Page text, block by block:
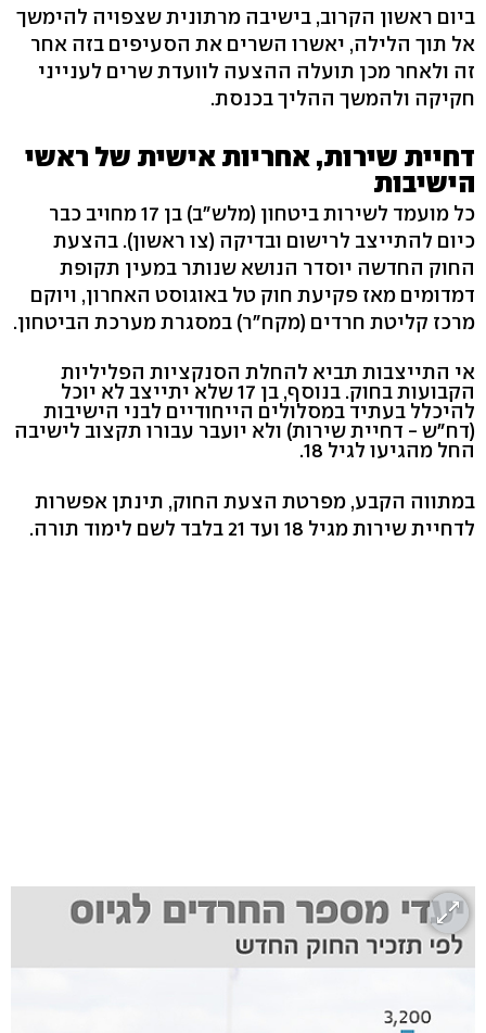
ביום ראשון הקרוב, בישיבה מרתונית שצפויה להימשך
אל תוך הלילה, יאשרו השרים את הסעיפים בזה אחר
זה ולאחר מכן תועלה ההצעה לוועדת שרים לענייני
חקיקה ולהמשך ההליך בכנסת.
דחיית שירות, אחריות אישית של ראשי
הישיבות
כל מועמד לשירות ביטחון (מלש"ב) בן 17 מחויב כבר
כיום להתייצב לרישום ובדיקה (צו ראשון). בהצעת
החוק החדשה יוסדר הנושא שנותר במעין תקופת
דמדומים מאז פקיעת חוק טל באוגוסט האחרון, ויוקם
מרכז קליטת חרדים (מקח"ר) במסגרת מערכת הביטחון.
אי התייצבות תביא להחלת הסנקציות הפליליות
הקבועות בחוק. בנוסף, בן 17 שלא יתייצב לא יוכל
להיכלל בעתיד במסלולים הייחודיים לבני הישיבות
(דח"ש - דחיית שירות) ולא יועבר עבורו תקצוב לישיבה
החל מהגיעו לגיל 18.
במתווה הקבע, מפרטת הצעת החוק, תינתן אפשרות
לדחיית שירות מגיל 18 ועד 21 בלבד לשם לימוד תורה.